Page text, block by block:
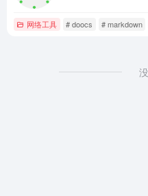
网络工具 # doocs # markdown